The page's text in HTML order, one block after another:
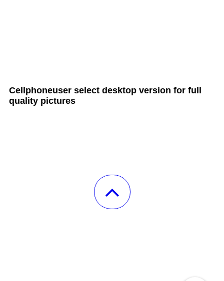
Cellphoneuser select desktop version for full
quality pictures